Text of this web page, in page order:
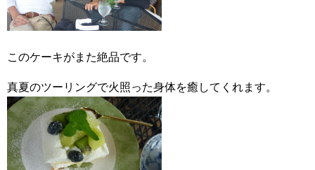
このケーキがまた絶品です。
真夏のツーリングで火照った身体を癒してくれます。